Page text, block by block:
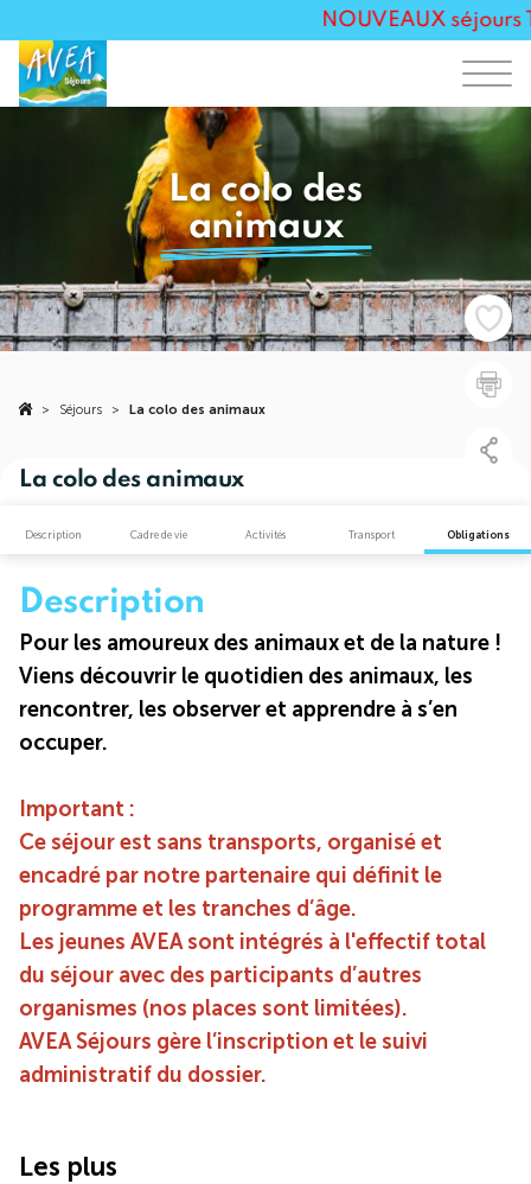
NOUVEAUX séjours
La colo des
animaux
> Séjours > La colo des animaux
La colo des animaux
Description Cadre de vie Activités Transport Obligations
Description
Pour les amoureux des animaux et de la nature !
Viens découvrir le quotidien des animaux, les
rencontrer, les observer et apprendre à s’en
occuper.
Important :
Ce séjour est sans transports, organisé et
encadré par notre partenaire qui définit le
programme et les tranches d’âge.
Les jeunes AVEA sont intégrés à l'effectif total
du séjour avec des participants d’autres
organismes (nos places sont limitées).
AVEA Séjours gère l’inscription et le suivi
administratif du dossier.
Les plus